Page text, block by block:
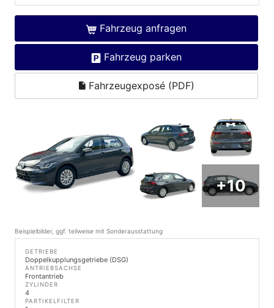
Fahrzeug anfragen
Fahrzeug parken
Fahrzeugexposé (PDF)
+10
Beispielbilder, ggf. teilweise mit Sonderausstattung
GETRIEBE
Doppelkupplungsgetriebe (DSG)
ANTRIEBSACHSE
Frontantrieb
ZYLINDER
4
PARTIKELFILTER